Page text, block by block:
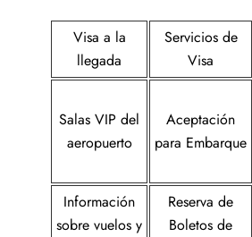
Visa a la
llegada
Servicios de
Visa
Salas VIP del
aeropuerto
Aceptación
para Embarque
Información
sobre vuelos y
Reserva de
Boletos de